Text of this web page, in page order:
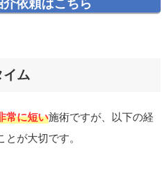
イム
常に短い施術ですが、以下の経
が大切です。